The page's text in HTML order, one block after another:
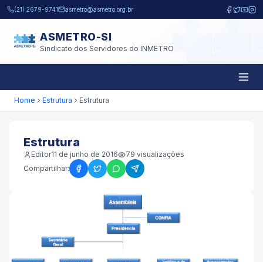
Pular para o conteúdo principal
(21) 2679-9741 asmetro@asmetro.org.br
ASMETRO-SI
Sindicato dos Servidores do INMETRO
Home Estrutura Estrutura
Estrutura
Editor11 de junho de 2016 79 visualizações
Compartilhar: